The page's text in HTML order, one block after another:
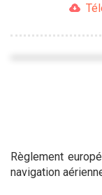
Règlement
navigation